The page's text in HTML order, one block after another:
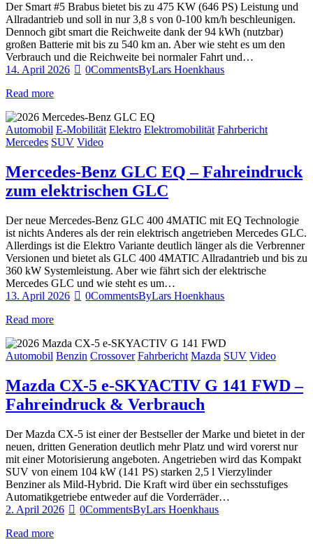
Der Smart #5 Brabus bietet bis zu 475 KW (646 PS) Leistung und
Allradantrieb und soll in nur 3,8 s von 0-100 km/h beschleunigen.
Dennoch gibt smart die Reichweite dank der 94 kWh (nutzbar)
großen Batterie mit bis zu 540 km an. Aber wie steht es um den
Verbrauch und die Reichweite bei normaler Fahrt und…
14. April 2026
0CommentsByLars Hoenkhaus
Read more
Automobil E-Mobilität Elektro Elektromobilität Fahrbericht
Mercedes SUV Video
Mercedes-Benz GLC EQ – Fahreindruck
zum elektrischen GLC
Der neue Mercedes-Benz GLC 400 4MATIC mit EQ Technologie
ist nichts Anderes als der rein elektrisch angetrieben Mercedes GLC.
Allerdings ist die Elektro Variante deutlich länger als die Verbrenner
Versionen und bietet als GLC 400 4MATIC Allradantrieb und bis zu
360 kW Systemleistung. Aber wie fährt sich der elektrische
Mercedes GLC und wie steht es um…
13. April 2026
0CommentsByLars Hoenkhaus
Read more
Automobil Benzin Crossover Fahrbericht Mazda SUV Video
Mazda CX-5 e-SKYACTIV G 141 FWD –
Fahreindruck & Verbrauch
Der Mazda CX-5 ist einer der Bestseller der Marke und bietet in der
neuen, dritten Generation deutlich mehr Platz und wird vorerst nur
mit einer Motorisierung angeboten. Angetrieben wird das Kompakt
SUV von einem 104 kW (141 PS) starken 2,5 l Vierzylinder
Benziner als Mild-Hybrid. Die Kraft wird über ein sechsstufiges
Automatikgetriebe entweder auf die Vorderräder…
2. April 2026
0CommentsByLars Hoenkhaus
Read more